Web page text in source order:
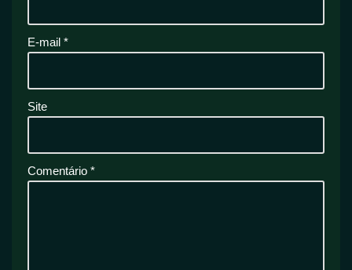
E-mail *
Site
Comentário *